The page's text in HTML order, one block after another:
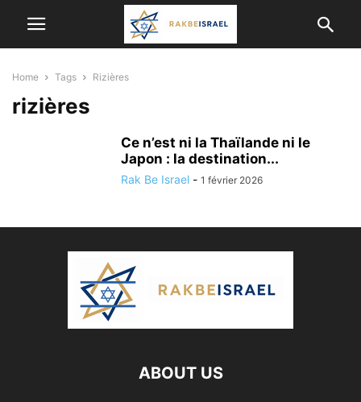
Home Tags Rizières
rizières
Ce n’est ni la Thaïlande ni le
Japon : la destination...
Rak Be Israel - 1 février 2026
ABOUT US